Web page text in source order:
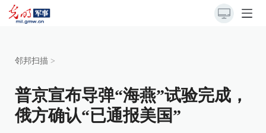
邻邦扫描 >
普京宣布导弹“海燕”试验完成，
俄方确认“已通报美国”